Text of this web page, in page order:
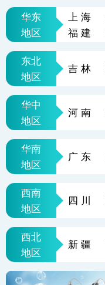
华东 上海
福建
地区
东北
吉林
地区
华中
河南
地区
华南
广东
地区
西南
四川
地区
西北
新疆
地区